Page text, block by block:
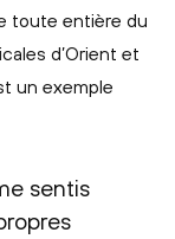
toute entière du
d’Orient et
un exemple
sentis